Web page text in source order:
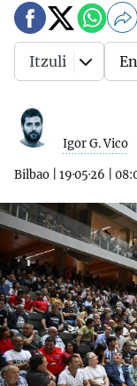
Igor G. Vico
Bilbao 19·05·26
Itzuli